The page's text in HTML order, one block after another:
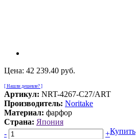
Цена: 42 239.40 руб.
[ Нашли дешевле? ]
Артикул: NRT-4267-C27/ART
Производитель: Noritake
Материал: фарфор
Страна: Япония
-
+Купить